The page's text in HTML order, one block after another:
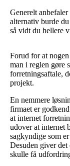
Generelt
alternativ burde
så vidt du hellere
Forud for at
man i reglen gøre
forretningsaftale,
projekt.
En nemmere
firmaet er
at internet
udover at internet
sagkyndige som
Desuden giver det
skulle få